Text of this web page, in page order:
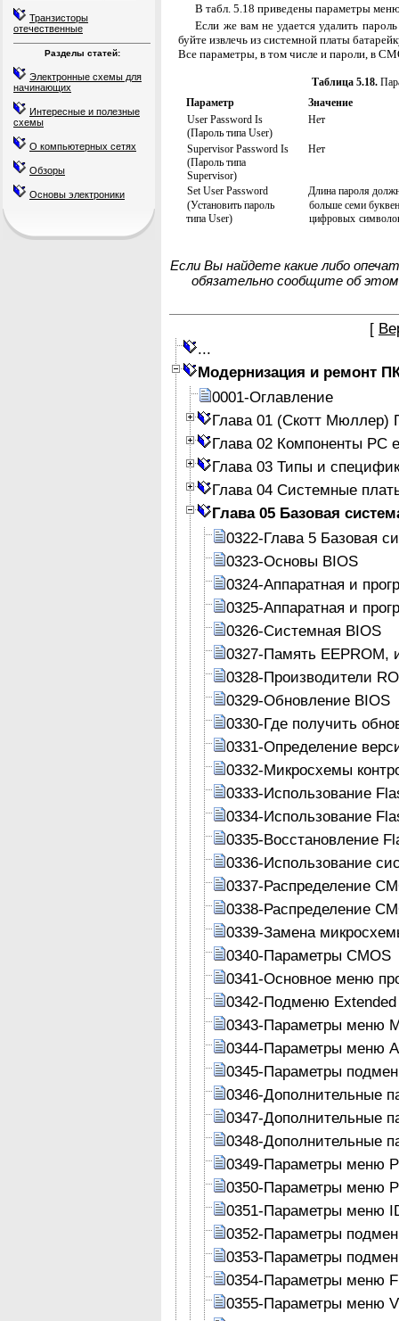
Транзисторы
отечественные
Разделы статей:
Электронные схемы для
начинающих
Интересные и полезные
схемы
О компьютерных сетях
Обзоры
Основы электроники
В табл. 5.18 приведены параметры
Если же вам не удается удалить
буйте извлечь из системной платы
Все параметры, в том числе и пароли, в
Таблица 5.18.
Параметр
Значение
User Password Is
Нет
(Пароль типа User)
Supervisor Password Is
Нет
(Пароль типа
Supervisor)
Set User Password
Длина пароля
(Установить пароль
больше семи
типа User)
цифровых
Если Вы найдете какие либо
обязательно сообщите об
[
Модернизация и ремонт
0001-Оглавление
Глава 01 (Скотт Мюллер)
Глава 02 Компоненты PC
Глава 03 Типы и
Глава 04 Системные
Глава 05 Базовая
0322-Глава 5 Базовая
0323-Основы BIOS
0324-Аппаратная и
0325-Аппаратная и
0326-Системная BIOS
0327-Память EEPROM,
0328-Производители
0329-Обновление BIOS
0330-Где получить
0331-Определение
0332-Микросхемы
0333-Использование
0334-Использование
0335-Восстановление
0336-Использование
0337-Распределение
0338-Распределение
0339-Замена
0340-Параметры CMOS
0341-Основное меню
0342-Подменю Extended
0343-Параметры меню
0344-Параметры меню
0345-Параметры
0346-Дополнительные
0347-Дополнительные
0348-Дополнительные
0349-Параметры меню
0350-Параметры меню
0351-Параметры меню
0352-Параметры
0353-Параметры
0354-Параметры меню
0355-Параметры меню